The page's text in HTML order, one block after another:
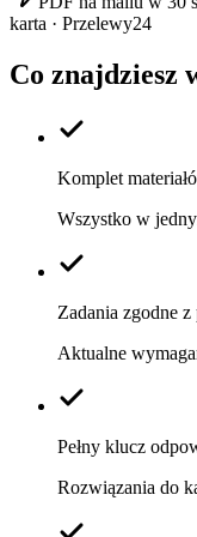
karta · Przelewy24
Co znajdziesz
Komplet
Wszystko w
Zadania zgodne
Aktualne
Pełny klucz
Rozwiązania do